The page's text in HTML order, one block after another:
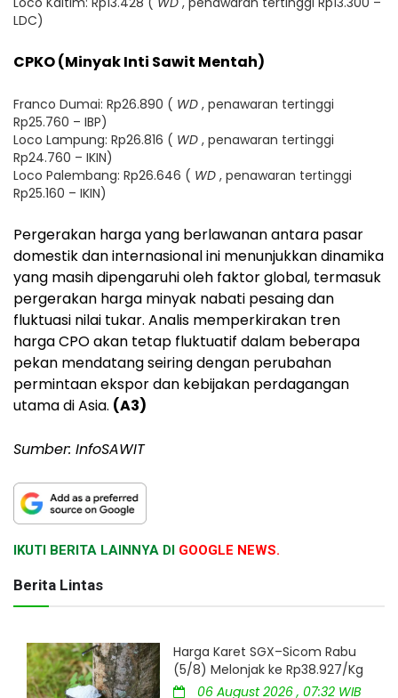
LDC)
CPKO (Minyak Inti Sawit Mentah)
Franco Dumai: Rp26.890 ( WD , penawaran tertinggi
Rp25.760 – IBP)
Loco Lampung: Rp26.816 ( WD , penawaran tertinggi
Rp24.760 – IKIN)
Loco Palembang: Rp26.646 ( WD , penawaran tertinggi
Rp25.160 – IKIN)
Pergerakan harga yang berlawanan antara pasar
domestik dan internasional ini menunjukkan dinamika
yang masih dipengaruhi oleh faktor global, termasuk
pergerakan harga minyak nabati pesaing dan
fluktuasi nilai tukar. Analis memperkirakan tren
harga CPO akan tetap fluktuatif dalam beberapa
pekan mendatang seiring dengan perubahan
permintaan ekspor dan kebijakan perdagangan
utama di Asia. (A3)
Sumber: InfoSAWIT
IKUTI BERITA LAINNYA DI GOOGLE NEWS.
Berita Lintas
Harga Karet SGX–Sicom Rabu
(5/8) Melonjak ke Rp38.927/Kg
06 August 2026 , 07:32 WIB